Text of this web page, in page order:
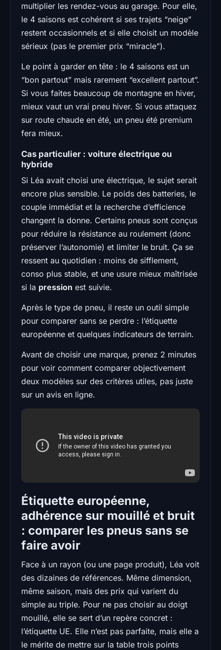
multiplier les rendez-vous au garage. Pour elle,
le 4 saisons est cohérent si ses trajets “neige”
restent occasionnels et si elle choisit un modèle
sérieux (pas le premier prix “miracle”).
Le point à garder en tête : le 4 saisons est un
“bon partout” mais rarement “excellent partout”.
Si vous faites beaucoup de montagne en hiver,
mieux vaut un vrai pneu hiver. Si vous attaquez
sur route chaude en été, un pneu été premium
fera mieux.
Cas particulier : voiture électrique ou
hybride
Si Léa avait choisi une électrique, le sujet serait
encore plus sensible. Le poids des batteries, le
couple immédiat et la recherche d’efficience
changent la donne. Certains pneus sont conçus
pour réduire la résistance au roulement (donc
préserver l’autonomie) et limiter le bruit. Ça se
ressent au quotidien : moins de sifflement,
conso plus stable, et une usure mieux maîtrisée
si la pression est suivie.
Après le type de pneu, il reste un outil simple
pour comparer sans se perdre : l’étiquette
européenne et quelques indicateurs de terrain.
Avant de choisir une marque, prenez 2 minutes
pour voir comment comparer objectivement
deux modèles sur des critères utiles, pas juste
sur un avis en ligne.
Étiquette européenne,
adhérence sur mouillé et bruit
: comparer les pneus sans se
faire avoir
Face à un rayon (ou une page produit), Léa voit
des dizaines de références. Même dimension,
même saison, mais des prix qui varient du
simple au triple. Pour ne pas choisir au doigt
mouillé, elle se sert d’un repère concret :
l’étiquette UE. Elle n’est pas parfaite, mais elle a
le mérite de mettre sur la table trois points